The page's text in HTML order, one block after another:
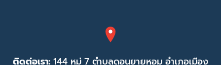
ติดต่อเรา: 144 หมู่ 7 ตำบลดอนยายหอม อำเภอเมือง